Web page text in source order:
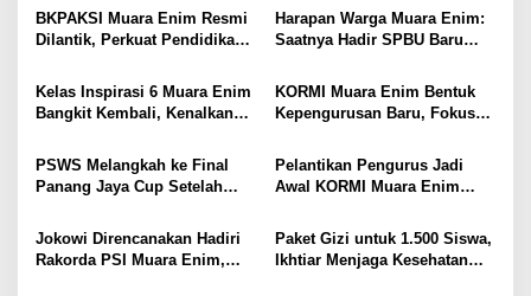
BKPAKSI Muara Enim Resmi
Dilantik, Perkuat Pendidikan
Keluarga
Harapan Warga Muara Enim:
Saatnya Hadir SPBU Baru
Kelas Inspirasi 6 Muara Enim
Bangkit Kembali, Kenalkan
Mimpi Generasi Muda
KORMI Muara Enim Bentuk
Kepengurusan Baru, Fokus
Sumsel
PSWS Melangkah ke Final
Panang Jaya Cup Setelah
Pelantikan Pengurus Jadi
Awal KORMI Muara Enim
2026
Jokowi Direncanakan Hadiri
Rakorda PSI Muara Enim,
Paket Gizi untuk 1.500 Siswa,
Ikhtiar Menjaga Kesehatan